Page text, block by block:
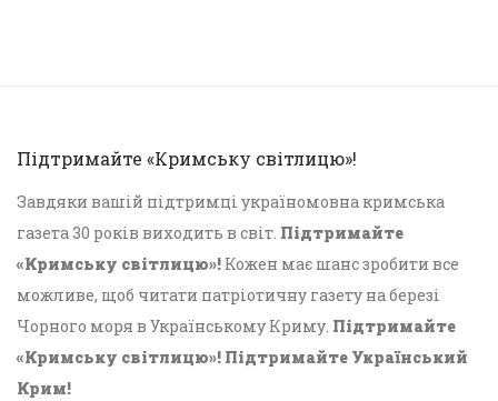
Підтримайте «Кримську світлицю»!
Завдяки вашій підтримці україномовна кримська
газета 30 років виходить в світ. Підтримайте
«Кримську світлицю»! Кожен має шанс зробити все
можливе, щоб читати патріотичну газету на березі
Чорного моря в Українському Криму. Підтримайте
«Кримську світлицю»! Підтримайте Український
Крим!